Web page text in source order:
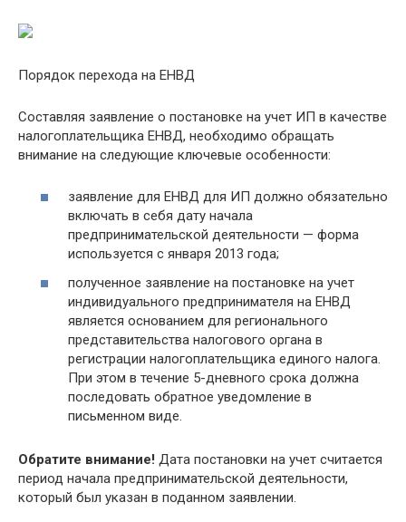
Порядок перехода на ЕНВД
Составляя заявление о постановке на учет ИП в качестве
налогоплательщика ЕНВД, необходимо обращать
внимание на следующие ключевые особенности:
заявление для ЕНВД для ИП должно обязательно
включать в себя дату начала
предпринимательской деятельности — форма
используется с января 2013 года;
полученное заявление на постановке на учет
индивидуального предпринимателя на ЕНВД
является основанием для регионального
представительства налогового органа в
регистрации налогоплательщика единого налога.
При этом в течение 5-дневного срока должна
последовать обратное уведомление в
письменном виде.
Обратите внимание! Дата постановки на учет считается
период начала предпринимательской деятельности,
который был указан в поданном заявлении.